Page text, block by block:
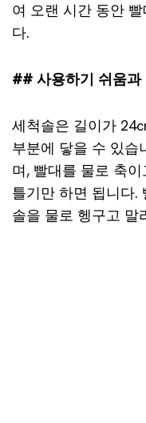
여 오랜 시간 동안
다.
## 사용하기 쉬움과
세척솔은 길이가
부분에 닿을 수 있습
며, 빨대를 물로 축
틀기만 하면 됩니다.
솔을 물로 헹구고 말